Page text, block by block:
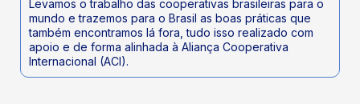
Levamos o trabalho das cooperativas brasileiras para o
mundo e trazemos para o Brasil as boas práticas que
também encontramos lá fora, tudo isso realizado com
apoio e de forma alinhada à Aliança Cooperativa
Internacional (ACI).